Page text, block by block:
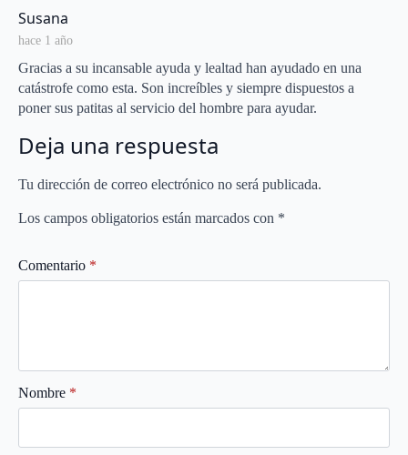
Susana
hace 1 año
Gracias a su incansable ayuda y lealtad han ayudado en una
catástrofe como esta. Son increíbles y siempre dispuestos a
poner sus patitas al servicio del hombre para ayudar.
Deja una respuesta
Tu dirección de correo electrónico no será publicada.
Los campos obligatorios están marcados con *
Comentario *
Nombre *